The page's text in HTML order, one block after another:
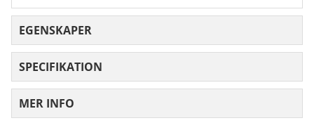
EGENSKAPER
SPECIFIKATION
MER INFO